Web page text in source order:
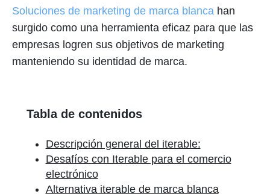
Soluciones de marketing de marca blanca han
surgido como una herramienta eficaz para que las
empresas logren sus objetivos de marketing
manteniendo su identidad de marca.
Tabla de contenidos
Descripción general del iterable:
Desafíos con Iterable para el comercio
electrónico
Alternativa iterable de marca blanca